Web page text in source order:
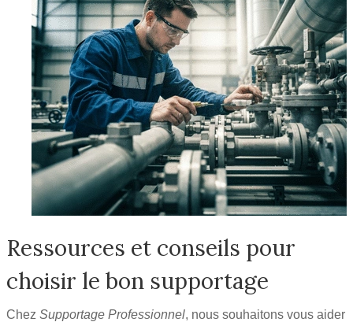
Ressources et conseils pour
choisir le bon supportage
Chez Supportage Professionnel, nous souhaitons vous aider